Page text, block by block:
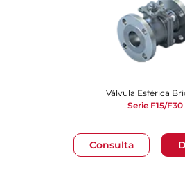
Consulta
Válvula Esférica
Serie F15/F30